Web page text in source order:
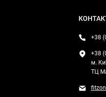
+38
+38
м.
ТЦ